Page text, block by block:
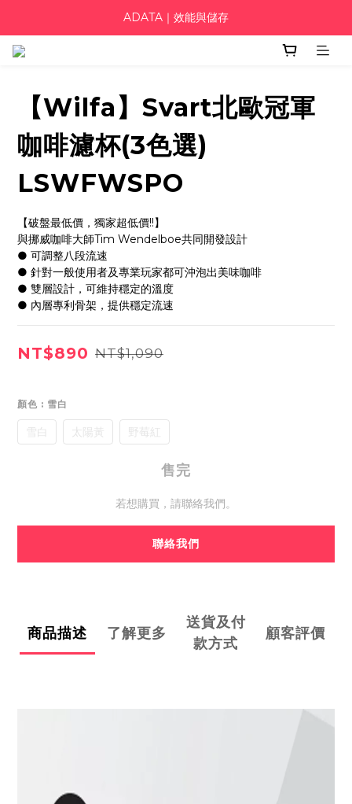
ADATA｜效能與儲存
【Wilfa】Svart北歐冠軍
咖啡濾杯(3色選)
LSWFWSPO
【破盤最低價，獨家超低價!!】
與挪威咖啡大師Tim Wendelboe共同開發設計
● 可調整八段流速
● 針對一般使用者及專業玩家都可沖泡出美味咖啡
● 雙層設計，可維持穩定的溫度
● 內層專利骨架，提供穩定流速
NT$890 NT$1,090
顏色 : 雪白
雪白 太陽黃 野莓紅
售完
若想購買，請聯絡我們。
聯絡我們
商品描述 了解更多
送貨及付
款方式
顧客評價